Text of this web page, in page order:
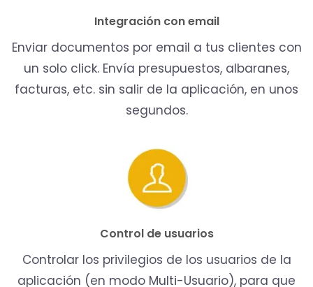
Integración con email
Enviar documentos por email a tus clientes con
un solo click. Envía presupuestos, albaranes,
facturas, etc. sin salir de la aplicación, en unos
segundos.
Control de usuarios
Controlar los privilegios de los usuarios de la
aplicación (en modo Multi-Usuario), para que